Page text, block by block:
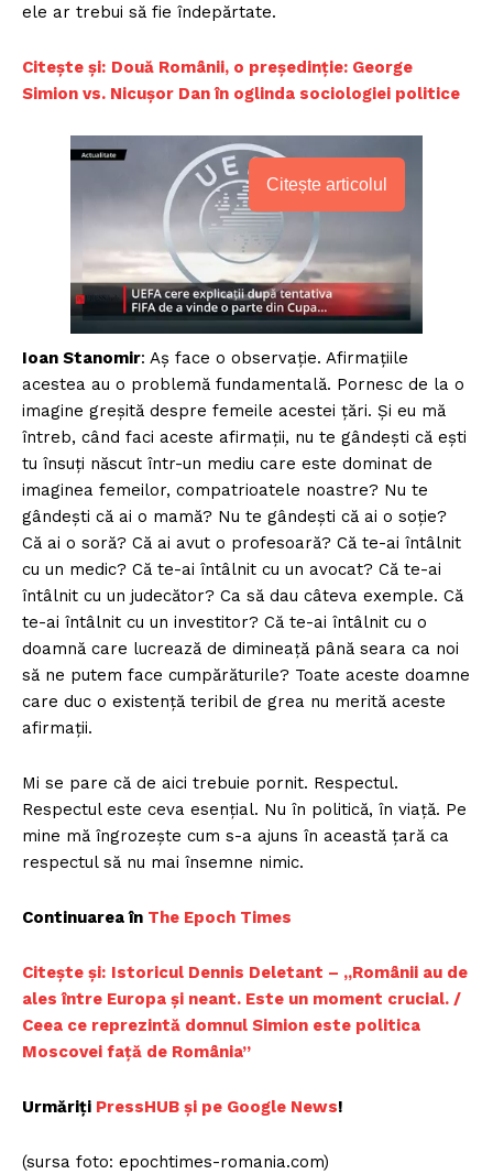
ele ar trebui să fie îndepărtate.
Citește și: Două Românii, o președinție: George
Simion vs. Nicușor Dan în oglinda sociologiei politice
Citește articolul
Ioan Stanomir: Aş face o observaţie. Afirmaţiile
acestea au o problemă fundamentală. Pornesc de la o
imagine greşită despre femeile acestei ţări. Şi eu mă
întreb, când faci aceste afirmaţii, nu te gândeşti că eşti
tu însuţi născut într-un mediu care este dominat de
imaginea femeilor, compatrioatele noastre? Nu te
gândeşti că ai o mamă? Nu te gândeşti că ai o soţie?
Că ai o soră? Că ai avut o profesoară? Că te-ai întâlnit
cu un medic? Că te-ai întâlnit cu un avocat? Că te-ai
întâlnit cu un judecător? Ca să dau câteva exemple. Că
te-ai întâlnit cu un investitor? Că te-ai întâlnit cu o
doamnă care lucrează de dimineaţă până seara ca noi
să ne putem face cumpărăturile? Toate aceste doamne
care duc o existenţă teribil de grea nu merită aceste
afirmaţii.
Mi se pare că de aici trebuie pornit. Respectul.
Respectul este ceva esenţial. Nu în politică, în viaţă. Pe
mine mă îngrozeşte cum s-a ajuns în această ţară ca
respectul să nu mai însemne nimic.
Continuarea în The Epoch Times
Citește și: Istoricul Dennis Deletant – „Românii au de
ales între Europa şi neant. Este un moment crucial. /
Ceea ce reprezintă domnul Simion este politica
Moscovei față de România”
Urmăriți PressHUB și pe Google News!
(sursa foto: epochtimes-romania.com)